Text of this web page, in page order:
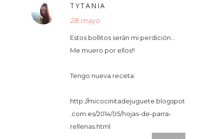
TYTANIA
28 mayo
Estos bollitos serán mi perdición...
Me muero por ellos!!
Tengo nueva receta:
http://micocinitadejuguete.blogspot
.com.es/2014/05/hojas-de-parra-
rellenas.html